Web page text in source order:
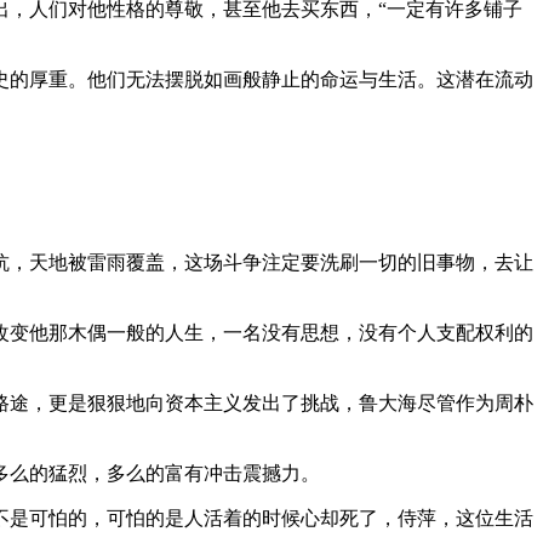
人们对他性格的尊敬，甚至他去买东西，“一定有许多铺子
厚重。他们无法摆脱如画般静止的命运与生活。这潜在流动
天地被雷雨覆盖，这场斗争注定要洗刷一切的旧事物，去让
他那木偶一般的人生，一名没有思想，没有个人支配权利的
，更是狠狠地向资本主义发出了挑战，鲁大海尽管作为周朴
的猛烈，多么的富有冲击震撼力。
可怕的，可怕的是人活着的时候心却死了，侍萍，这位生活